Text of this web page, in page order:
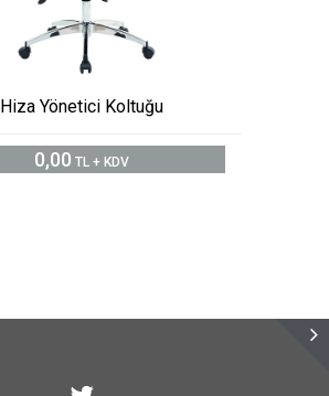
Hiza Yönetici Koltuğu
0,00 TL + KDV